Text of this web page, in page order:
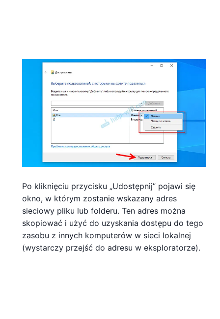
Po kliknięciu przycisku „Udostępnij” pojawi się
okno, w którym zostanie wskazany adres
sieciowy pliku lub folderu. Ten adres można
skopiować i użyć do uzyskania dostępu do tego
zasobu z innych komputerów w sieci lokalnej
(wystarczy przejść do adresu w eksploratorze).